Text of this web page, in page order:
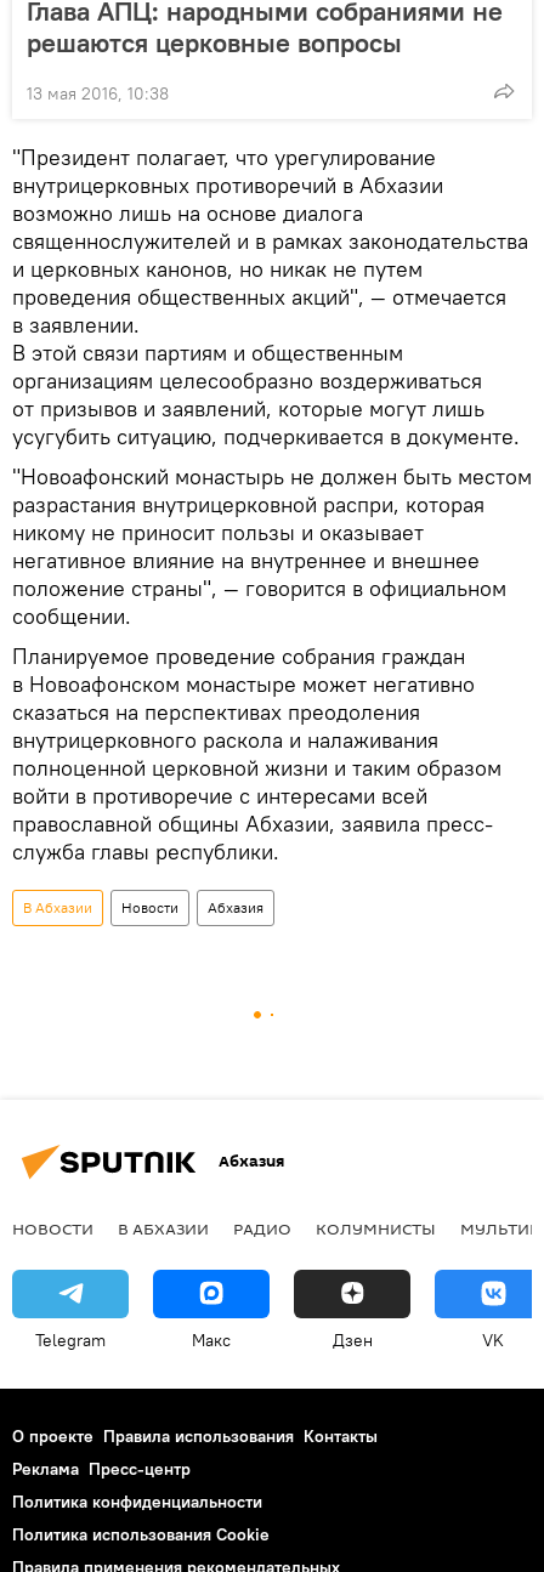
Глава АПЦ: народными собраниями не
решаются церковные вопросы
13 мая 2016, 10:38
"Президент полагает, что урегулирование
внутрицерковных противоречий в Абхазии
возможно лишь на основе диалога
священнослужителей и в рамках законодательства
и церковных канонов, но никак не путем
проведения общественных акций", — отмечается
в заявлении.
В этой связи партиям и общественным
организациям целесообразно воздерживаться
от призывов и заявлений, которые могут лишь
усугубить ситуацию, подчеркивается в документе.
"Новоафонский монастырь не должен быть местом
разрастания внутрицерковной распри, которая
никому не приносит пользы и оказывает
негативное влияние на внутреннее и внешнее
положение страны", — говорится в официальном
сообщении.
Планируемое проведение собрания граждан
в Новоафонском монастыре может негативно
сказаться на перспективах преодоления
внутрицерковного раскола и налаживания
полноценной церковной жизни и таким образом
войти в противоречие с интересами всей
православной общины Абхазии, заявила пресс-
служба главы республики.
В Абхазии Новости Абхазия
Абхазия
НОВОСТИ В АБХАЗИИ РАДИО КОЛУМНИСТЫ
Telegram Макс Дзен VK
О проекте Правила использования Контакты
Реклама Пресс-центр
Политика конфиденциальности
Политика использования Cookie
Правила применения рекомендательных